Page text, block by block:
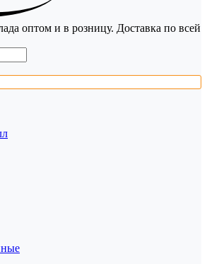
оптом и в розницу. Доставка по всей